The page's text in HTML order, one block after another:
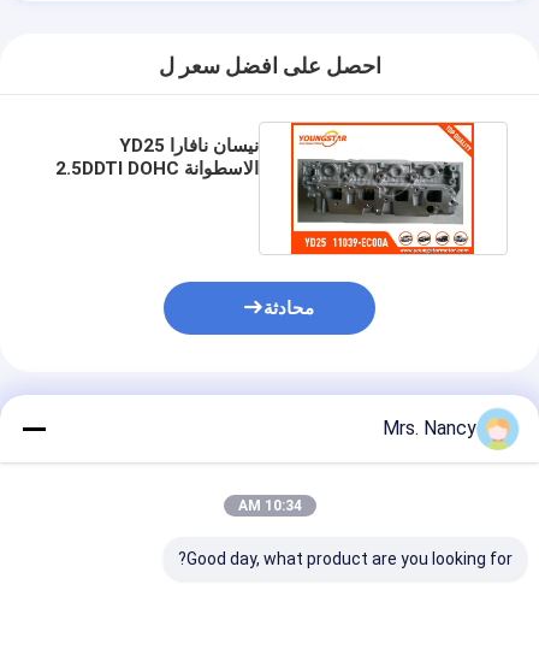
احصل على افضل سعر ل
نيسان نافارا YD25
الاسطوانة 2.5DDTI DOHC
محادثة
المنتجات الموصى بها
Mrs. Nancy
10:34 AM
Good day, what product are you looking for?